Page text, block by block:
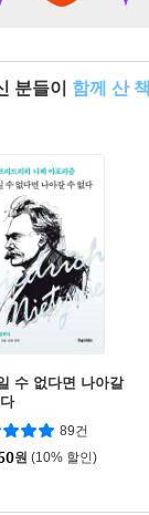
분들이 함께 산 책
수 없다면 나아갈
89건
원 (10% 할인)